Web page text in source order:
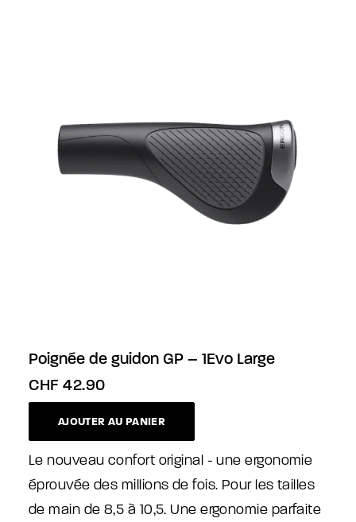
Poignée de guidon GP – 1Evo Large
CHF 42.90
AJOUTER AU PANIER
Le nouveau confort original - une ergonomie
éprouvée des millions de fois. Pour les tailles
de main de 8,5 à 10,5. Une ergonomie parfaite